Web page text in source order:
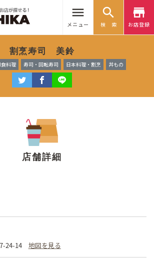
menu
メニュー
search
検 索
store
お店登録
割烹寿司 美鈴
料理 寿司・回転寿司 日本料理・割烹 丼もの
店舗詳細
24-14 地図を見る